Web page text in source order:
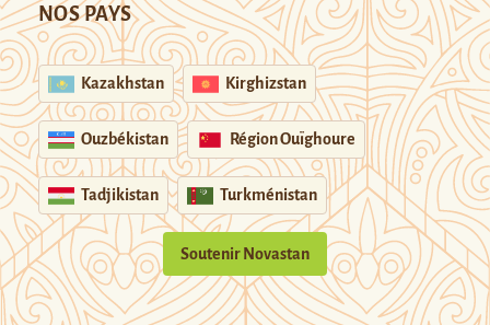
NOS PAYS
Kazakhstan Kirghizstan
Ouzbékistan Région Ouïghoure
Tadjikistan Turkménistan
Soutenir Novastan